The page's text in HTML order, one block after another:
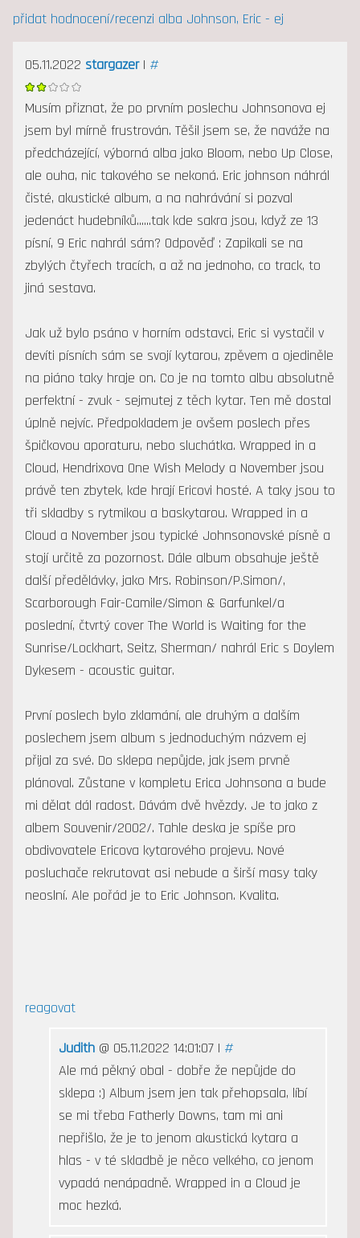
přidat hodnocení/recenzi alba Johnson, Eric - ej
05.11.2022 stargazer| #
Musím přiznat, že po prvním poslechu Johnsonova ej
jsem byl mírně frustrován. Těšil jsem se, že naváže na
předcházející, výborná alba jako Bloom, nebo Up Close,
ale ouha, nic takového se nekoná. Eric johnson náhrál
čisté, akustické album, a na nahrávání si pozval
jedenáct hudebníků......tak kde sakra jsou, když ze 13
písní, 9 Eric nahrál sám? Odpověď : Zapikali se na
zbylých čtyřech tracích, a až na jednoho, co track, to
jiná sestava.
Jak už bylo psáno v horním odstavci, Eric si vystačil v
devíti písních sám se svojí kytarou, zpěvem a ojediněle
na piáno taky hraje on. Co je na tomto albu absolutně
perfektní - zvuk - sejmutej z těch kytar. Ten mě dostal
úplně nejvíc. Předpokladem je ovšem poslech přes
špičkovou aporaturu, nebo sluchátka. Wrapped in a
Cloud, Hendrixova One Wish Melody a November jsou
právě ten zbytek, kde hrají Ericovi hosté. A taky jsou to
tři skladby s rytmikou a baskytarou. Wrapped in a
Cloud a November jsou typické Johnsonovské písně a
stojí určitě za pozornost. Dále album obsahuje ještě
další předělávky, jako Mrs. Robinson/P.Simon/,
Scarborough Fair-Camile/Simon & Garfunkel/a
poslední, čtvrtý cover The World is Waiting for the
Sunrise/Lockhart, Seitz, Sherman/ nahrál Eric s Doylem
Dykesem - acoustic guitar.
První poslech bylo zklamání, ale druhým a dalším
poslechem jsem album s jednoduchým názvem ej
přijal za své. Do sklepa nepůjde, jak jsem prvně
plánoval. Zůstane v kompletu Erica Johnsona a bude
mi dělat dál radost. Dávám dvě hvězdy. Je to jako z
albem Souvenir/2002/. Tahle deska je spíše pro
obdivovatele Ericova kytarového projevu. Nové
posluchače rekrutovat asi nebude a širší masy taky
neoslní. Ale pořád je to Eric Johnson. Kvalita.
reagovat
Judith@ 05.11.2022 14:01:07 | #
Ale má pěkný obal - dobře že nepůjde do
sklepa :) Album jsem jen tak přehopsala, líbí
se mi třeba Fatherly Downs, tam mi ani
nepřišlo, že je to jenom akustická kytara a
hlas - v té skladbě je něco velkého, co jenom
vypadá nenápadně. Wrapped in a Cloud je
moc hezká.